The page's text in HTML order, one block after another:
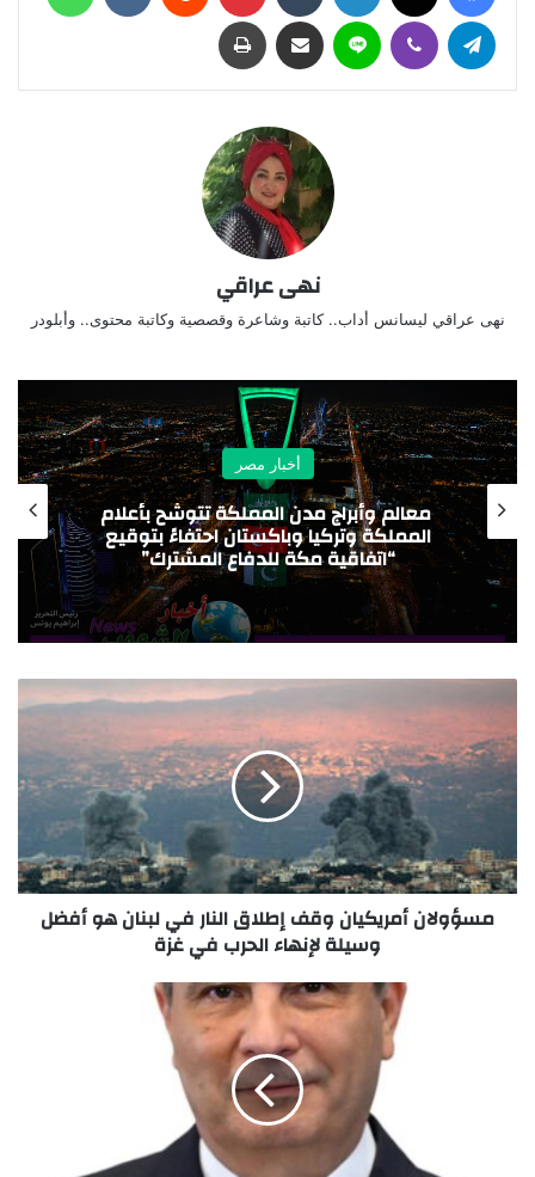
نهى عراقي
نهى عراقي ليسانس أداب.. كاتبة وشاعرة وقصصية وكاتبة محتوى.. وأبلودر
أخبار مصر
التواصل مع الجهاز القومي لتنظيم الاتصالات
لتقديم الشكاوى في هذا الشأن من خلال
قنوات التواصل الخاصة بالجهاز
مسؤولان أمريكيان وقف إطلاق النار في لبنان هو أفضل
وسيلة لإنهاء الحرب في غزة